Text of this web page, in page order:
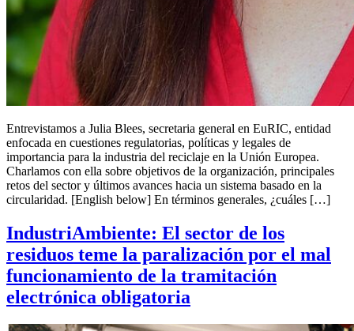
Entrevistamos a Julia Blees, secretaria general en EuRIC, entidad
enfocada en cuestiones regulatorias, políticas y legales de
importancia para la industria del reciclaje en la Unión Europea.
Charlamos con ella sobre objetivos de la organización, principales
retos del sector y últimos avances hacia un sistema basado en la
circularidad. [English below] En términos generales, ¿cuáles […]
IndustriAmbiente: El sector de los
residuos teme la paralización por el mal
funcionamiento de la tramitación
electrónica obligatoria